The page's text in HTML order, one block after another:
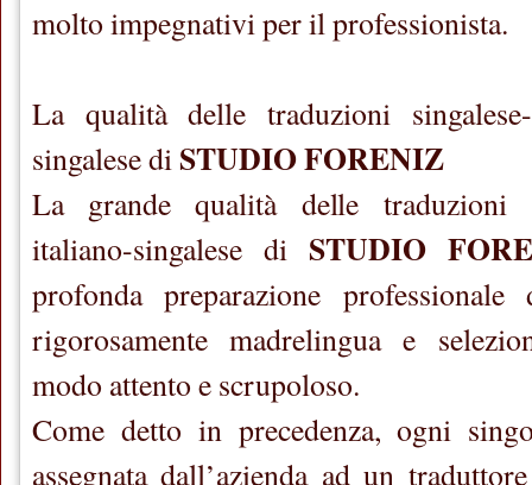
molto impegnativi per il professionista.
La qualità delle traduzioni
singalese diSTUDIO FORENIZ
La grande qualità delle traduzioni
italiano-singalese di STUDIO
profonda preparazione
rigorosamente madrelingua e
modo attento e scrupoloso.
Come detto in precedenza, ogni
assegnata dall’azienda ad un